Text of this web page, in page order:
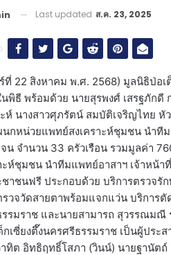
Last updated ส.ค. 23, 2025
ที่ 22 สิงหาคม พ.ศ. 2568) มูลนิธิป่อเ
นพิธี พร้อมด้วย นายสุรพงศ์ เสรฐภักดี
ะห์ นางสาวศุภรัตน์ สมบัติเจริญไทย
กหน่วยแพทย์สงเคราะห์ชุมชน นำ
จน จำนวน 33 ครัวเรือน รวมมูลค่า
ะห์ชุมชน นำทีมแพทย์อาสาฯ เจ้าหน้
าชนฟรี ประกอบด้วย บริการตรวจรั
วจวัดสายตาพร้อมแจกแว่น บริการ
รรมราช และนายสามารถ สุวรรณม
กเซี่ยงตึ๊งนครศรีธรรมราช เป็นผู้ปร
ทิต อิทธิฤทธิ์โสภา (วินน์) นายฐานัต